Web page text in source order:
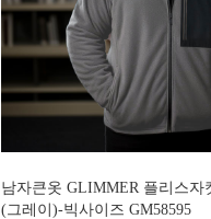
남자큰옷 GLIMMER 플리스자
(그레이)-빅사이즈 GM58595